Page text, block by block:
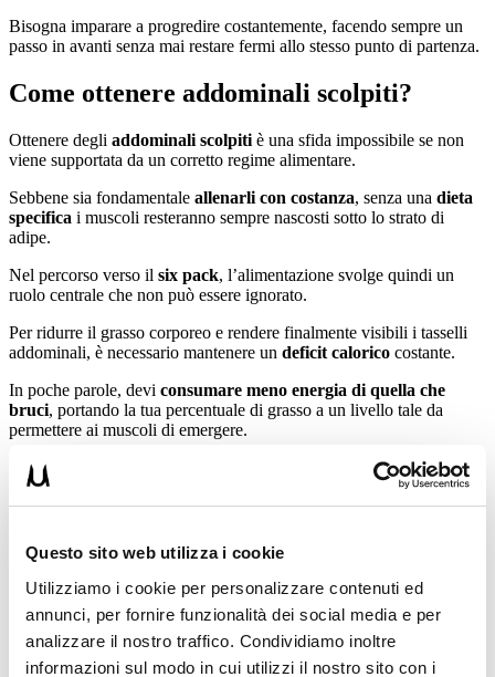
Questo sito web utilizza i cookie
Utilizziamo i cookie per personalizzare contenuti ed
annunci, per fornire funzionalità dei social media e per
analizzare il nostro traffico. Condividiamo inoltre
informazioni sul modo in cui utilizzi il nostro sito con i
Bisogna imparare a progredire costantemente, facendo sempre un
passo in avanti senza mai restare fermi allo stesso punto di partenza.
Come ottenere addominali scolpiti?
Ottenere degli addominali scolpiti è una sfida impossibile se non
viene supportata da un corretto regime alimentare.
Sebbene sia fondamentale allenarli con costanza, senza una dieta
specifica i muscoli resteranno sempre nascosti sotto lo strato di
adipe.
Nel percorso verso il six pack, l’alimentazione svolge quindi un
ruolo centrale che non può essere ignorato.
Per ridurre il grasso corporeo e rendere finalmente visibili i tasselli
addominali, è necessario mantenere un deficit calorico costante.
In poche parole, devi consumare meno energia di quella che
bruci, portando la tua percentuale di grasso a un livello tale da
permettere ai muscoli di emergere.
È fondamentale
monitorare con attenzione l’apporto calorico
totale per assicurarsi che il dimagrimento avvenga in modo sano e
graduale.
Imposta un bilancio calorico negativo per intaccare le riserve
di grasso localizzato.
Considera l’aiuto di un nutrizionista per calcolare con
precisione i tuoi fabbisogni.
Mantieni la costanza nel tempo poiché la definizione